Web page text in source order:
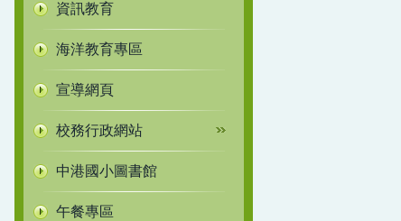
資訊教育
海洋教育專區
宣導網頁
校務行政網站
中港國小圖書館
午餐專區